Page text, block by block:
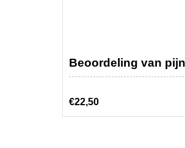
Beoordeling van
€22,50